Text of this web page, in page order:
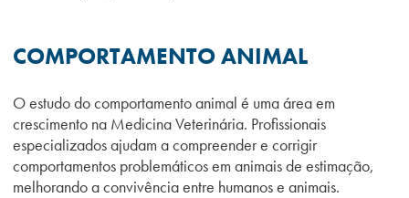
COMPORTAMENTO ANIMAL
O estudo do comportamento animal é uma área em
crescimento na Medicina Veterinária. Profissionais
especializados ajudam a compreender e corrigir
comportamentos problemáticos em animais de estimação,
melhorando a convivência entre humanos e animais.